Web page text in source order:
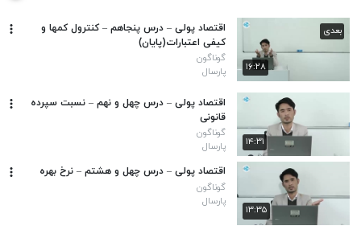
۱۶:۲۸
بعدی
اقتصاد پولی – درس پنجاهم – کنترول کمها و
کیفی اعتبارات(پایان)
گوناگون
پارسال
۱۴:۳۱
اقتصاد پولی – درس چهل و نهم – نسبت سپرده
قانونی
گوناگون
پارسال
۱۳:۳۵
اقتصاد پولی – درس چهل و هشتم – نرخ بهره
گوناگون
پارسال